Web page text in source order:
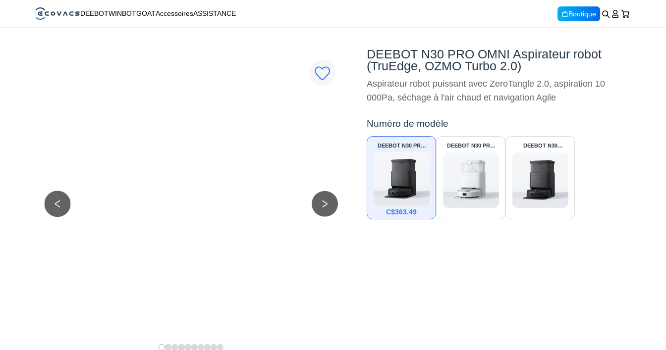
DEEBOTWINBOTGOATAccessoiresASSISTANCE Boutique
DEEBOT N30 PRO OMNI Aspirateur robot
(TruEdge, OZMO Turbo 2.0)
Aspirateur robot puissant avec ZeroTangle 2.0, aspiration 10
000Pa, séchage à l'air chaud et navigation Agile
Numéro de modèle
DEEBOT N30 PRO
OMNI Aspirateur
robot (TruEdge,
OZMO Turbo 2.0)
C$363.49
DEEBOT N30 PRO
OMNI Blanc
Aspirateur robot
(ZeroTangle
2.0,10000Pa
DEEBOT N30
OMNI(Zerotangle 2.0,
TruEdge, OZMO
TURBO 2.0)